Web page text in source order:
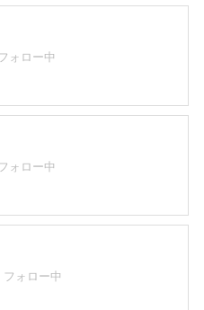
フォロー中
フォロー中
フォロー中